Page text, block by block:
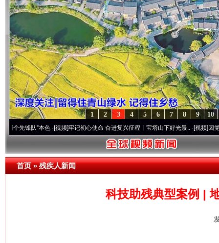
10
9
8
7
6
5
4
3
2
1
队”本色·[视频]牢记初心使命 奋进复兴征程丨宝塔山下好光景..·[视频]因党而生 为
首页»残疾人新闻
科技助残典型案例 |